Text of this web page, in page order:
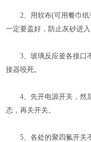
2、用软布(可用餐巾纸
一定要盖好，防止灰砂进
3、玻璃反应釜各接口不
接器咬死。
4、先开电源开关，然后
态，再关开关。
5、各处的聚四氟开关不